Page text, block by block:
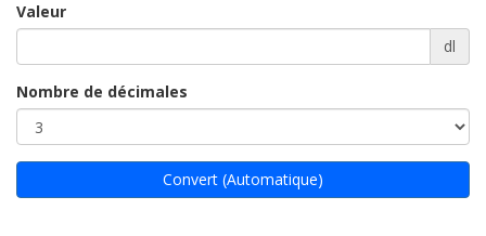
Valeur
dl
Nombre de décimales
Convert (Automatique)